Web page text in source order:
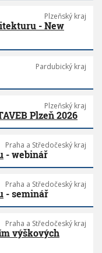
Plzeňský kraj
- New
Pardubický kraj
Plzeňský kraj
Plzeň 2026
Praha a Středočeský kraj
- webinář
Praha a Středočeský kraj
- seminář
Praha a Středočeský kraj
výškových